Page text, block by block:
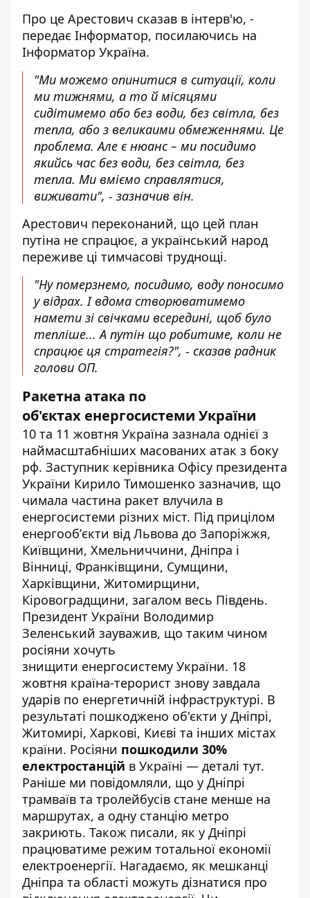
Про це Арестович сказав в інтерв'ю, -
передає Інформатор, посилаючись на
Інформатор Україна.
"Ми можемо опинитися в ситуації, коли
ми тижнями, а то й місяцями
сидітимемо або без води, без світла, без
тепла, або з великаими обмеженнями. Це
проблема. Але є нюанс – ми посидимо
якийсь час без води, без світла, без
тепла. Ми вміємо справлятися,
виживати", - зазначив він.
Арестович переконаний, що цей план
путіна не спрацює, а український народ
переживе ці тимчасові труднощі.
"Ну померзнемо, посидимо, воду поносимо
у відрах. І вдома створюватимемо
намети зі свічками всередині, щоб було
тепліше... А путін що робитиме, коли не
спрацює ця стратегія?", - сказав радник
голови ОП.
Ракетна атака по
об'єктах енергосистеми України
10 та 11 жовтня Україна зазнала однієї з
наймасштабніших масованих атак з боку
рф. Заступник керівника Офісу президента
України Кирило Тимошенко зазначив, що
чимала частина ракет влучила в
енергосистеми різних міст. Під прицілом
енергообʼєкти від Львова до Запоріжжя,
Київщини, Хмельниччини, Дніпра і
Вінниці, Франківщини, Сумщини,
Харківщини, Житомирщини,
Кіровоградщини, загалом весь Південь.
Президент України Володимир
Зеленський зауважив, що таким чином
росіяни хочуть
знищити енергосистему України. 18
жовтня країна-терорист знову завдала
ударів по енергетичній інфраструктурі. В
результаті пошкоджено об'єкти у Дніпрі,
Житомирі, Харкові, Києві та інших містах
країни. Росіяни пошкодили 30%
електростанцій в Україні — деталі тут.
Раніше ми повідомляли, що у Дніпрі
трамваїв та тролейбусів стане менше на
маршрутах, а одну станцію метро
закриють. Також писали, як у Дніпрі
працюватиме режим тотальної економії
електроенергії. Нагадаємо, як мешканці
Дніпра та області можуть дізнатися про